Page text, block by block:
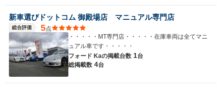
新車選びドットコム 御殿場店 マニュアル専門店
総合評価 5点
・・・・・MT専門店・・・・・在庫車両は全てマニ
ュアル車です・・・・・
フォード Kaの掲載台数 1台
総掲載数 4台